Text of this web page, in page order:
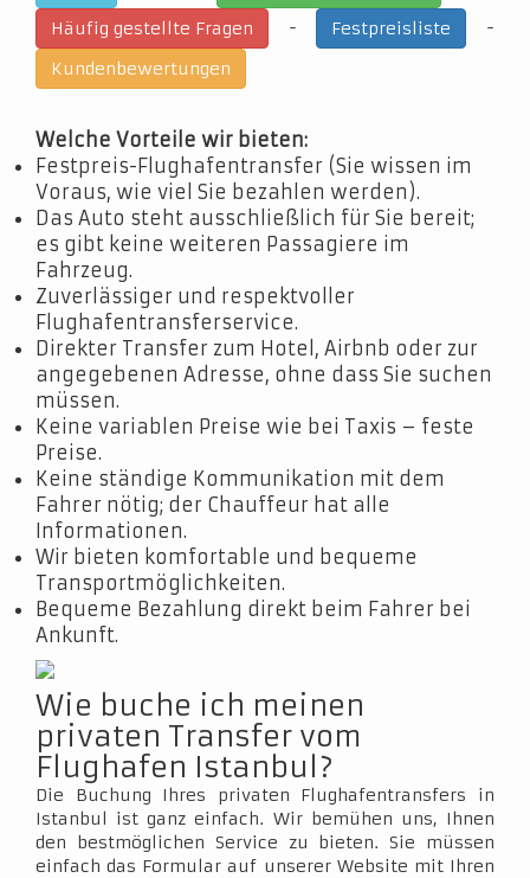
Häufig gestellte Fragen
- Festpreisliste
-
Kundenbewertungen
Welche Vorteile wir bieten:
Festpreis-Flughafentransfer (Sie wissen im
Voraus, wie viel Sie bezahlen werden).
Das Auto steht ausschließlich für Sie bereit;
es gibt keine weiteren Passagiere im
Fahrzeug.
Zuverlässiger und respektvoller
Flughafentransferservice.
Direkter Transfer zum Hotel, Airbnb oder zur
angegebenen Adresse, ohne dass Sie suchen
müssen.
Keine variablen Preise wie bei Taxis – feste
Preise.
Keine ständige Kommunikation mit dem
Fahrer nötig; der Chauffeur hat alle
Informationen.
Wir bieten komfortable und bequeme
Transportmöglichkeiten.
Bequeme Bezahlung direkt beim Fahrer bei
Ankunft.
Wie buche ich meinen
privaten Transfer vom
Flughafen Istanbul?
Die Buchung Ihres privaten Flughafentransfers in
Istanbul ist ganz einfach. Wir bemühen uns, Ihnen
den bestmöglichen Service zu bieten. Sie müssen
einfach das Formular auf unserer Website mit Ihren